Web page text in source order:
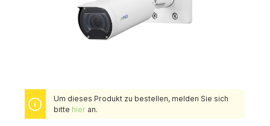
Um dieses Produkt zu bestellen, melden Sie sich
bitte hieran.